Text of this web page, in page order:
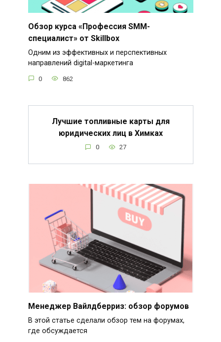
Обзор курса «Профессия SMM-
специалист» от Skillbox
Одним из эффективных и перспективных
направлений digital-маркетинга
0 862
Лучшие топливные карты для
юридических лиц в Химках
0 27
Менеджер Вайлдберриз: обзор форумов
В этой статье сделали обзор тем на форумах,
где обсуждается